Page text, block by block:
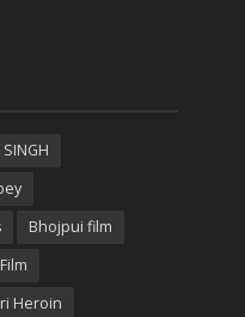
Bhojpui film
Heroin